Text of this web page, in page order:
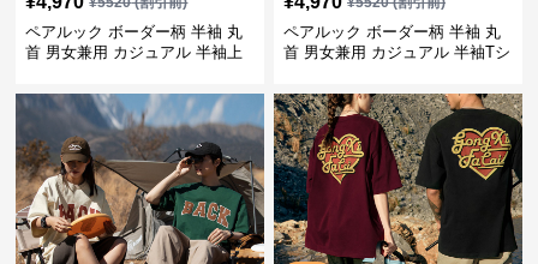
ペアルック ボーダー柄 半袖 丸
首 男女兼用 カジュアル 半袖上
ペアルック ボーダー柄 半袖 丸
首 男女兼用 カジュアル 半袖Tシ